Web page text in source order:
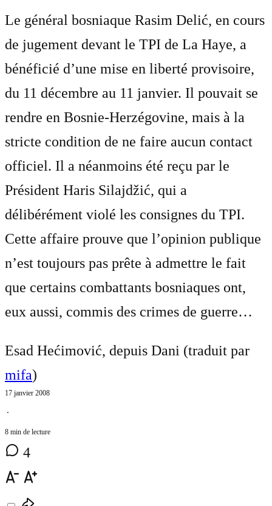
Le général bosniaque Rasim Delić, en cours
de jugement devant le TPI de La Haye, a
bénéficié d’une mise en liberté provisoire,
du 11 décembre au 11 janvier. Il pouvait se
rendre en Bosnie-Herzégovine, mais à la
stricte condition de ne faire aucun contact
officiel. Il a néanmoins été reçu par le
Président Haris Silajdžić, qui a
délibérément violé les consignes du TPI.
Cette affaire prouve que l’opinion publique
n’est toujours pas prête à admettre le fait
que certains combattants bosniaques ont,
eux aussi, commis des crimes de guerre…
Esad Hećimović, depuis Dani (traduit par
mifa)
17 janvier 2008
⋅
8 min de lecture
4